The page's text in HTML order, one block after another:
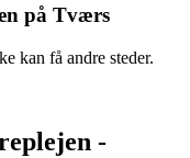
på Tværs
kan få andre steder.
-